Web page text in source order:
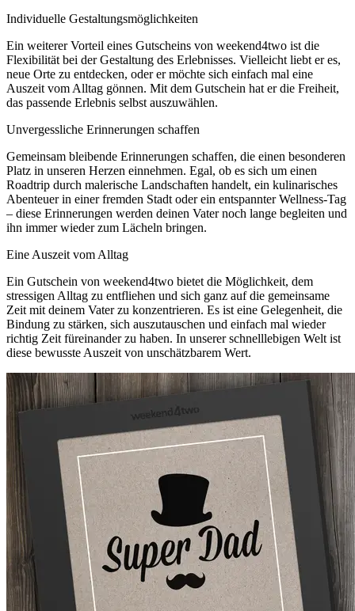
Individuelle Gestaltungsmöglichkeiten
Ein weiterer Vorteil eines Gutscheins von weekend4two ist die
Flexibilität bei der Gestaltung des Erlebnisses. Vielleicht liebt er es,
neue Orte zu entdecken, oder er möchte sich einfach mal eine
Auszeit vom Alltag gönnen. Mit dem Gutschein hat er die Freiheit,
das passende Erlebnis selbst auszuwählen.
Unvergessliche Erinnerungen schaffen
Gemeinsam bleibende Erinnerungen schaffen, die einen besonderen
Platz in unseren Herzen einnehmen. Egal, ob es sich um einen
Roadtrip durch malerische Landschaften handelt, ein kulinarisches
Abenteuer in einer fremden Stadt oder ein entspannter Wellness-Tag
– diese Erinnerungen werden deinen Vater noch lange begleiten und
ihn immer wieder zum Lächeln bringen.
Eine Auszeit vom Alltag
Ein Gutschein von weekend4two bietet die Möglichkeit, dem
stressigen Alltag zu entfliehen und sich ganz auf die gemeinsame
Zeit mit deinem Vater zu konzentrieren. Es ist eine Gelegenheit, die
Bindung zu stärken, sich auszutauschen und einfach mal wieder
richtig Zeit füreinander zu haben. In unserer schnelllebigen Welt ist
diese bewusste Auszeit von unschätzbarem Wert.